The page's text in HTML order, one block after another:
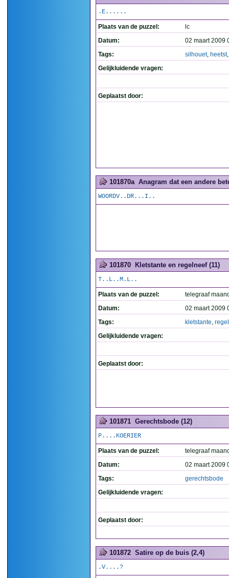
.E......
Plaats van de puzzel:
lc
Datum:
02 maart 2009
Tags:
silhouet, heetst
Gelijkluidende vragen:
Geplaatst door:
101870a Anagram dat een andere
WOORDV..DR...I..
101870 Kletstante en regelneef (11)
T..L..M.L..
Plaats van de puzzel:
telegraaf
Datum:
02 maart 2009
Tags:
kletstante,
Gelijkluidende vragen:
Geplaatst door:
101871 Gerechtsbode (12)
P....KOERIER
Plaats van de puzzel:
telegraaf
Datum:
02 maart 2009
Tags:
gerechtsbode
Gelijkluidende vragen:
Geplaatst door:
101872 Satire op de buis (2,4)
.V....?